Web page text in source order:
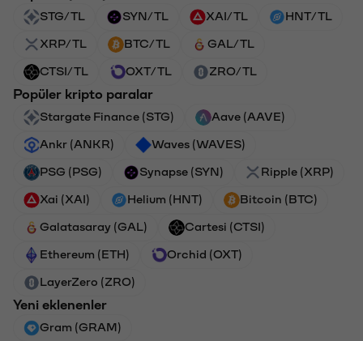
STG/TL SYN/TL XAI/TL HNT/TL
XRP/TL BTC/TL GAL/TL
CTSI/TL OXT/TL ZRO/TL
Popüler kripto paralar
Stargate Finance (STG) Aave (AAVE)
Ankr (ANKR) Waves (WAVES)
PSG (PSG) Synapse (SYN) Ripple (XRP)
Xai (XAI) Helium (HNT) Bitcoin (BTC)
Galatasaray (GAL) Cartesi (CTSI)
Ethereum (ETH) Orchid (OXT)
LayerZero (ZRO)
Yeni eklenenler
Gram (GRAM)